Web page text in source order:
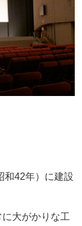
和42年）に建設
大がかりな工